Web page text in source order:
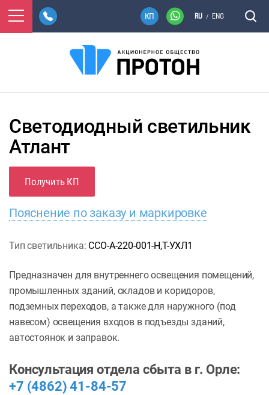
RU / ENG
Светодиодный светильник
Атлант
Получить КП
Пояснение по заказу и маркировке
Тип светильника: ССО-А-220-001-Н,Т-УХЛ1
Предназначен для внутреннего освещения помещений,
промышленных зданий, складов и коридоров,
подземных переходов, а также для наружного (под
навесом) освещения входов в подъезды зданий,
автостоянок и заправок.
Консультация отдела сбыта в г. Орле:
+7 (4862) 41-84-57